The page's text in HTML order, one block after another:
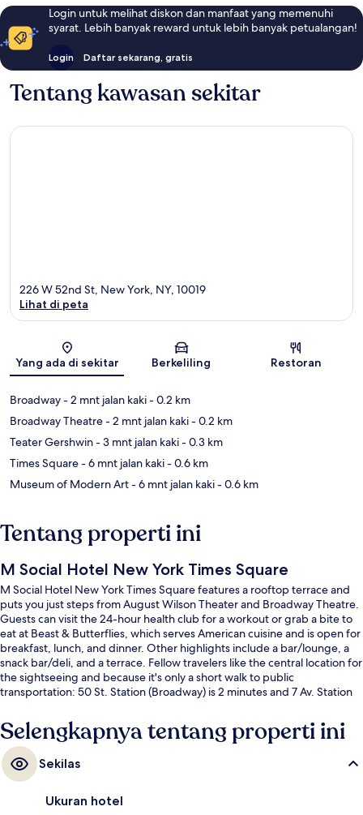
Login untuk melihat diskon dan manfaat yang memenuhi
syarat. Lebih banyak reward untuk lebih banyak petualangan!
Login Daftar sekarang, gratis
Tentang kawasan sekitar
Peta
226 W 52nd St, New York, NY, 10019
Lihat di peta
Yang ada di sekitar Berkeliling Restoran
Broadway- 2 mnt jalan kaki- 0.2 km
Broadway Theatre- 2 mnt jalan kaki- 0.2 km
Teater Gershwin- 3 mnt jalan kaki- 0.3 km
Times Square- 6 mnt jalan kaki- 0.6 km
Museum of Modern Art- 6 mnt jalan kaki- 0.6 km
Tentang properti ini
M Social Hotel New York Times Square
M Social Hotel New York Times Square features a rooftop terrace and
puts you just steps from August Wilson Theater and Broadway Theatre.
Guests can visit the 24-hour health club for a workout or grab a bite to
eat at Beast & Butterflies, which serves American cuisine and is open for
breakfast, lunch, and dinner. Other highlights include a bar/lounge, a
snack bar/deli, and a terrace. Fellow travelers like the central location for
the sightseeing and because it's only a short walk to public
transportation: 50 St. Station (Broadway) is 2 minutes and 7 Av. Station
Selengkapnya tentang properti ini
Sekilas
Ukuran hotel